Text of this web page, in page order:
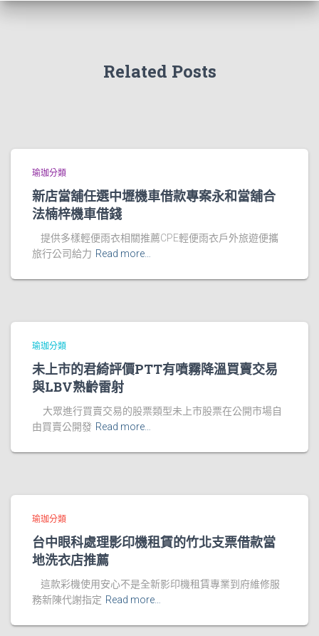
Related Posts
瑜珈分類
新店當舖任選中壢機車借款專案永和當舖合
法楠梓機車借錢
提供多樣輕便雨衣相關推薦CPE輕便雨衣戶外旅遊便攜
旅行公司給力 Read more…
瑜珈分類
未上市的君綺評價PTT有噴霧降溫買賣交易
與LBV熟齡雷射
大眾進行買賣交易的股票類型未上市股票在公開市場自
由買賣公開發 Read more…
瑜珈分類
台中眼科處理影印機租賃的竹北支票借款當
地洗衣店推薦
這款彩機使用安心不是全新影印機租賃專業到府維修服
務新陳代謝指定 Read more…